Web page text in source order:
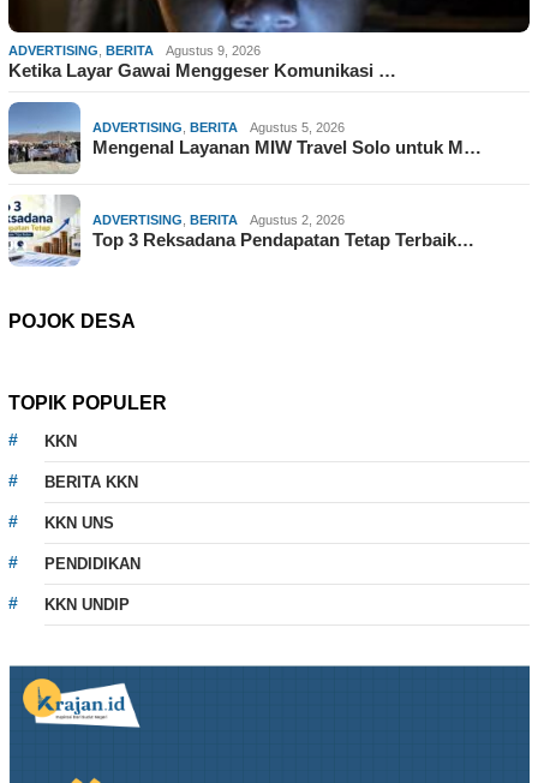
ADVERTISING BERITA Agustus 9, 2026
Ketika Layar Gawai Menggeser Komunikasi …
ADVERTISING BERITA Agustus 5, 2026
Mengenal Layanan MIW Travel Solo untuk M…
ADVERTISING BERITA Agustus 2, 2026
Top 3 Reksadana Pendapatan Tetap Terbaik…
POJOK DESA
TOPIK POPULER
KKN
BERITA KKN
KKN UNS
PENDIDIKAN
KKN UNDIP